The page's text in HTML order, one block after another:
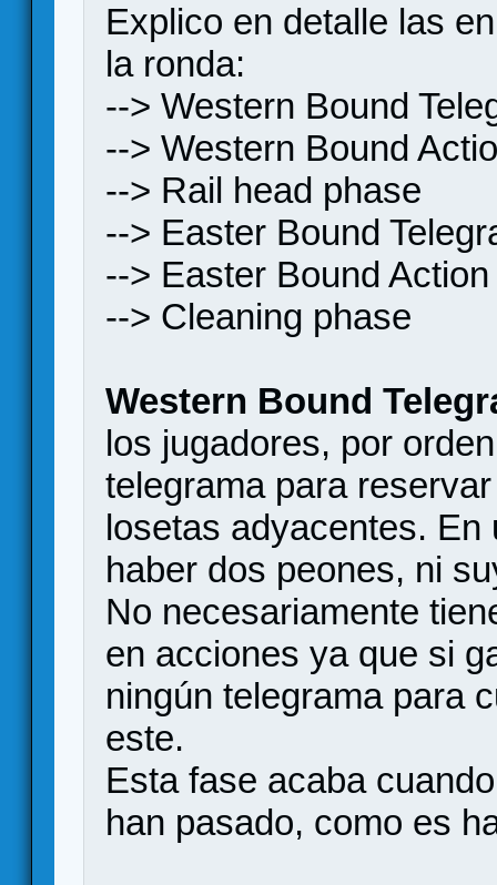
Explico en detalle las
la ronda:
--> Western Bound
--> Western Bound
--> Rail head phase
--> Easter Bound
--> Easter Bound
--> Cleaning phase
Western Bound
los jugadores, por
telegrama para
losetas adyacentes.
haber dos peones, ni
No necesariamente
en acciones ya que si
ningún telegrama para
este.
Esta fase acaba
han pasado, como es